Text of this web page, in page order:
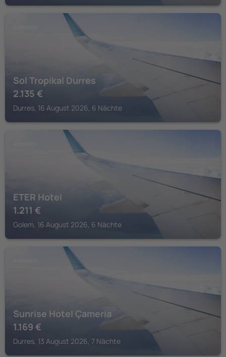
Sol Tropikal Durres
2.135 €
Durres, 16 August 2026, 6 Nächte
ETER Hotel
1.211 €
Golem, 16 August 2026, 6 Nächte
Sunrise Hotel Çameria
1.169 €
Durres, 13 August 2026, 7 Nächte